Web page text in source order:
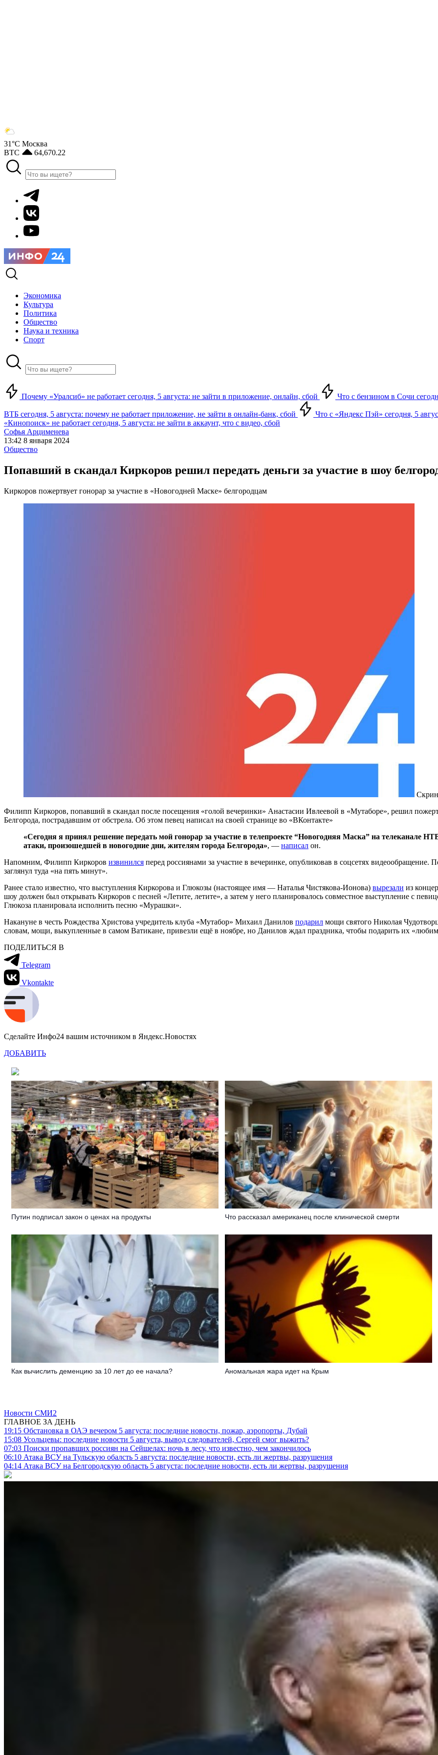
31°С Москва
BTC
64,670.22
Экономика
Культура
Политика
Общество
Наука и техника
Спорт
Почему «Уралсиб» не работает сегодня, 5 августа: не зайти в приложение, онлайн, сбой Что с бензином в Сочи
ВТБ сегодня, 5 августа: почему не работает приложение, не зайти в онлайн-банк, сбой
Что с «Яндекс Пэй» сегодня, 5
«Кинопоиск» не работает сегодня, 5 августа: не зайти в аккаунт, что с видео, сбой
Софья Арцименева
13:42 8 января 2024
Общество
Попавший в скандал Киркоров решил передать деньги за участие в шоу
Киркоров пожертвует гонорар за участие в «Новогодней Маске» белгородцам
Филипп Киркоров, попавший в скандал после посещения «голой вечеринки» Анастасии Ивлеевой в «Мутаборе», решил
Белгорода, пострадавшим от обстрела. Об этом певец написал на своей странице во «ВКонтакте»
«Сегодня я принял решение передать мой гонорар за участие в телепроекте “Новогодняя Маска” на телеканале
атаки, произошедшей в новогодние дни, жителям города Белгорода», — написал он.
Напомним, Филипп Киркоров извинился перед россиянами за участие в вечеринке, опубликовав в соцсетях
заглянул туда «на пять минут».
Ранее стало известно, что выступления Киркорова и Глюкозы (настоящее имя — Наталья Чистякова-Ионова) вырезали из
шоу должен был открывать Киркоров с песней «Летите, летите», а затем у него планировалось совместное выступление с
Глюкоза планировала исполнить песню «Мурашки».
Накануне в честь Рождества Христова учредитель клуба «Мутабор» Михаил Данилов подарил мощи святого Николая
словам, мощи, выкупленные в самом Ватикане, привезли ещё в ноябре, но Данилов ждал праздника, чтобы подарить их
ПОДЕЛИТЬСЯ В
Telegram
Vkontakte
Сделайте Инфо24 вашим источником в Яндекс.Новостях
ДОБАВИТЬ
Путин подписал закон о ценах на продукты Что рассказал американец после клинической смерти
Как вычислить деменцию за 10 лет до ее начала? Аномальная жара идет на Крым
Новости СМИ2
ГЛАВНОЕ ЗА ДЕНЬ
19:15 Обстановка в ОАЭ вечером 5 августа: последние новости, пожар, аэропорты, Дубай
15:08 Усольцевы: последние новости 5 августа, вывод следователей, Сергей смог выжить?
07:03 Поиски пропавших россиян на Сейшелах: ночь в лесу, что известно, чем закончилось
06:10 Атака ВСУ на Тульскую обалсть 5 августа: последние новости, есть ли жертвы, разрушения
04:14 Атака ВСУ на Белгородскую область 5 августа: последние новости, есть ли жертвы, разрушения